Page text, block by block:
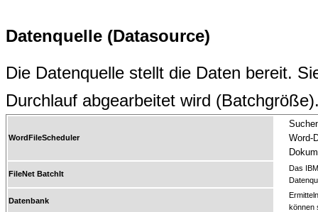
Datenquelle (Datasource)
Die Datenquelle stellt die Daten bereit.
Durchlauf abgearbeitet wird
WordFileScheduler
Word-
FileNet BatchIt
Das
Datenbank
können